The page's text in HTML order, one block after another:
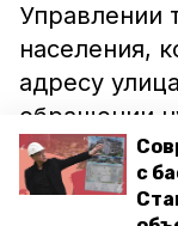
с
Управлении
населения,
адресу
обращении
паспорт и
заявление